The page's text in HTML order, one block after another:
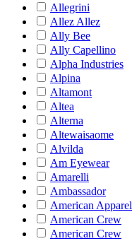
Allegrini
Allez Allez
Ally Bee
Ally Capellino
Alpha Industries
Alpina
Altamont
Altea
Alterna
Altewaisaome
Alvilda
Am Eyewear
Amarelli
Ambassador
American Apparel
American Crew
American Crew